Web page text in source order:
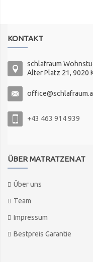
KONTAKT
schlafraum
Alter Platz 21, 9020
+43 463 914 939
ÜBER MATRATZEN.AT
Über uns
Team
Impressum
Bestpreis Garantie